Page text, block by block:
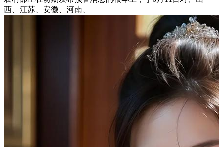
西、江苏、安徽、河南、